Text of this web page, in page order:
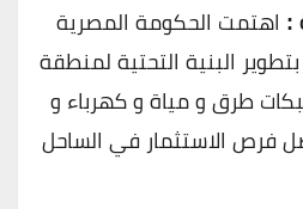
: اهتمت الحكومة المصرية
البنية التحتية لمنطقة
طرق و مياة و كهرباء و
فرص الاستثمار في الساحل